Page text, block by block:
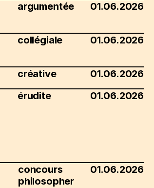
argumentée 01.06.2026
collégiale 01.06.2026
créative
01.06.2026
érudite 01.06.2026
concours
philosopher
01.06.2026